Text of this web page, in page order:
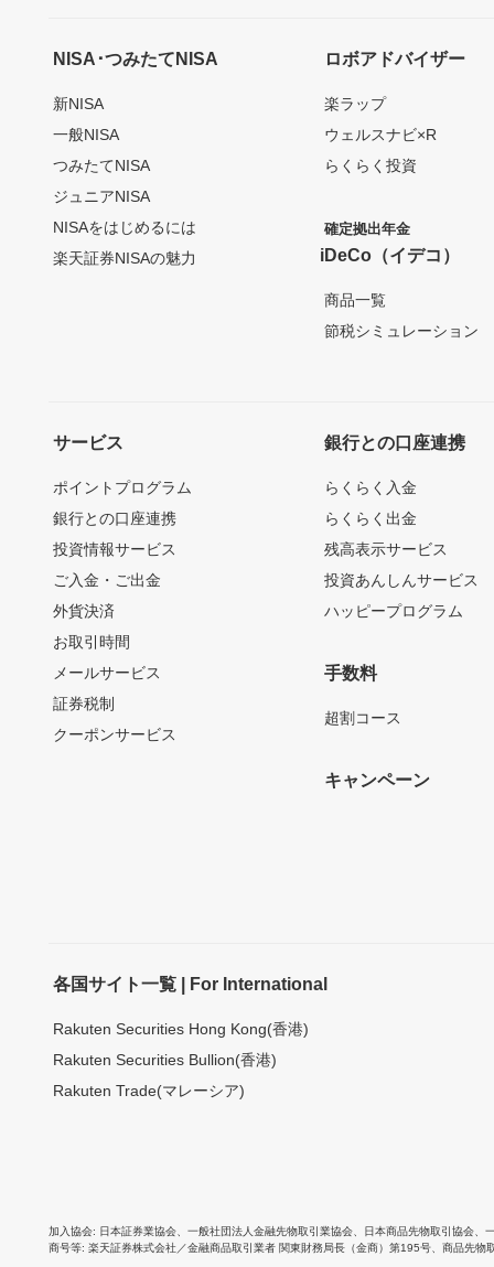
NISA･つみたてNISA
新NISA
一般NISA
つみたてNISA
ジュニアNISA
NISAをはじめるには
楽天証券NISAの魅力
ロボアドバイザー
楽ラップ
ウェルスナビ×R
らくらく投資
確定拠出年金
iDeCo（イデコ）
商品一覧
節税シミュレーション
サービス
ポイントプログラム
銀行との口座連携
投資情報サービス
ご入金・ご出金
外貨決済
お取引時間
メールサービス
証券税制
クーポンサービス
銀行との口座連携
らくらく入金
らくらく出金
残高表示サービス
投資あんしんサービス
ハッピープログラム
手数料
超割コース
キャンペーン
各国サイト一覧 | For International
Rakuten Securities Hong Kong(香港)
Rakuten Securities Bullion(香港)
Rakuten Trade(マレーシア)
加入協会 日本証券業協会 一般社団法人金融先物取引業協会 日本商品先物取引協会
商号等 楽天証券株式会社／金融商品取引業者 関東財務局長（金商）第195号、商品先物